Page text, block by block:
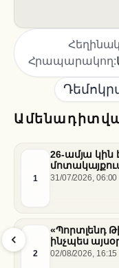
1
26-ամյա կին
տեղի
31/07/2026, 06:00
2
«Պորտլենդ
ինչպես
հանդիպումը
02/08/2026, 16:15
Հրապարակող: